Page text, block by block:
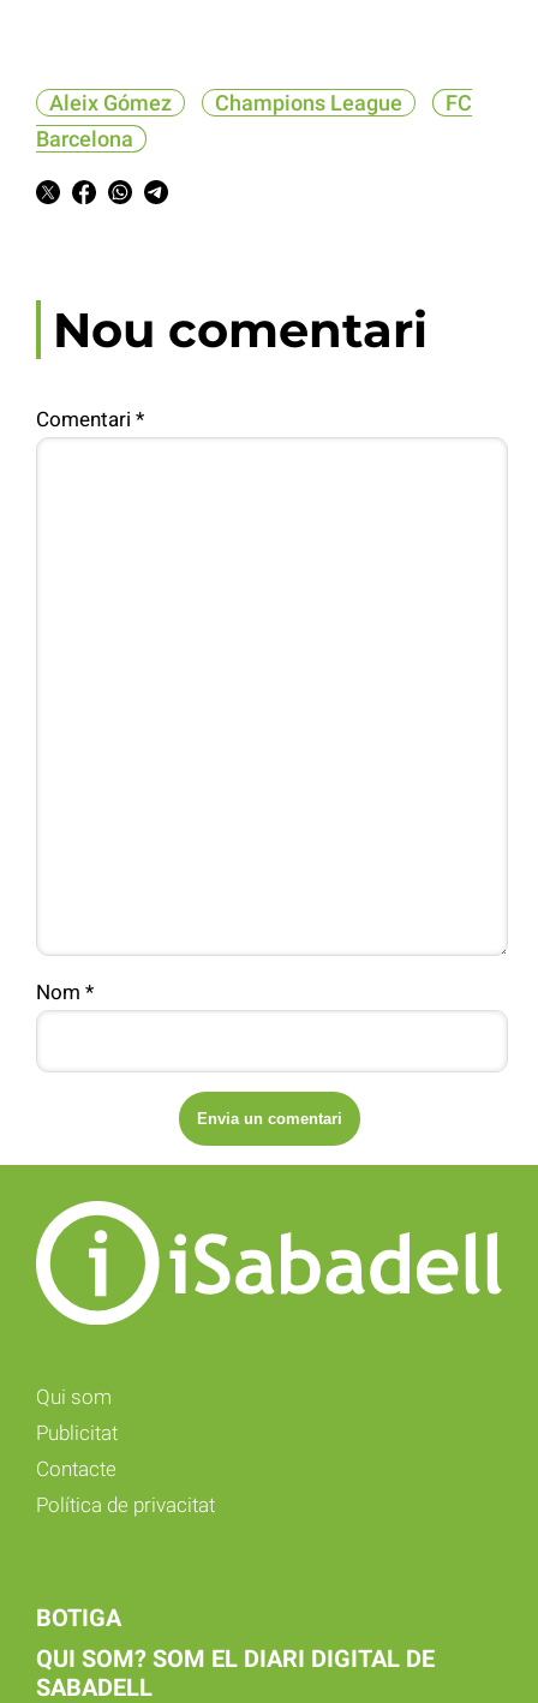
Aleix Gómez Champions League
FC
Barcelona
Nou comentari
Comentari *
Nom *
Qui som
Publicitat
Contacte
Política de privacitat
BOTIGA
QUI SOM? SOM EL DIARI DIGITAL DE
SABADELL